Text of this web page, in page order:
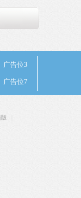
广告位3
广告位7